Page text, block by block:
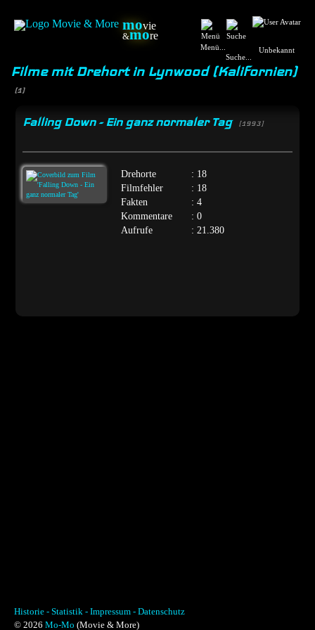
movie
&more
Menü...
Suche...
Unbekannt
Filme mit Drehort in Lynwood (Kalifornien)
(1)
Falling Down - Ein ganz normaler Tag [1993]
Drehorte
: 18
Filmfehler
: 18
Fakten
: 4
Kommentare
: 0
Aufrufe
: 21.380
Historie - Statistik - Impressum - Datenschutz
© 2026 Mo-Mo (Movie & More)